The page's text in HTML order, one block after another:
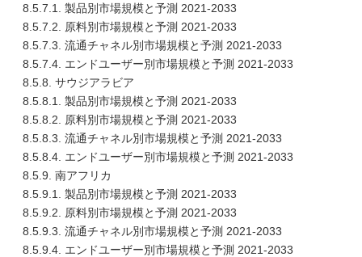
8.5.7.1. 製品別市場規模と予測 2021-2033
8.5.7.2. 原料別市場規模と予測 2021-2033
8.5.7.3. 流通チャネル別市場規模と予測 2021-2033
8.5.7.4. エンドユーザー別市場規模と予測 2021-2033
8.5.8. サウジアラビア
8.5.8.1. 製品別市場規模と予測 2021-2033
8.5.8.2. 原料別市場規模と予測 2021-2033
8.5.8.3. 流通チャネル別市場規模と予測 2021-2033
8.5.8.4. エンドユーザー別市場規模と予測 2021-2033
8.5.9. 南アフリカ
8.5.9.1. 製品別市場規模と予測 2021-2033
8.5.9.2. 原料別市場規模と予測 2021-2033
8.5.9.3. 流通チャネル別市場規模と予測 2021-2033
8.5.9.4. エンドユーザー別市場規模と予測 2021-2033